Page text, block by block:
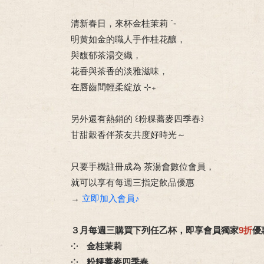
清新春日，來杯金桂茉莉 ˊ-
明黄如金的職人手作桂花釀，
與馥郁茶湯交織，
花香與茶香的淡雅滋味，
在唇齒間輕柔綻放 ⊹₊
另外還有熱銷的 ꒰粉粿蕎麥四季春꒱
甘甜穀香伴茶友共度好時光～
只要手機註冊成為 茶湯會數位會員，
就可以享有每週三指定飲品優惠
→ 立即加入會員♪
３月每週三購買下列任乙杯，即享會員獨家9折優
⁘ 金桂茉莉
⁘ 粉粿蕎麥四季春